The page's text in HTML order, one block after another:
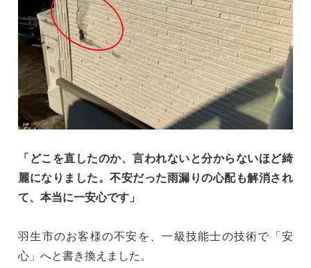
「どこを直したのか、言われないと分からないほど綺
麗になりました。不安だった雨漏りの心配も解消され
て、本当に一安心です」
羽生市のお客様の不安を、一級技能士の技術で「安
心」へと書き換えました。